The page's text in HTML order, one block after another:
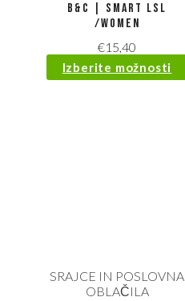
B&C | Smart LSL
/women
€15,40
Izberite možnosti
SRAJCE IN POSLOVNA
OBLAČILA